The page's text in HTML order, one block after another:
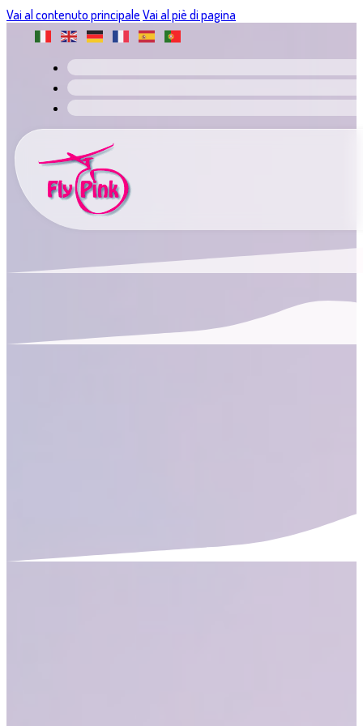
Vai al contenuto principale Vai al piè di pagina